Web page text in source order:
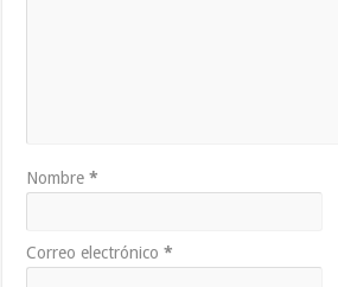
Nombre*
Correo electrónico*